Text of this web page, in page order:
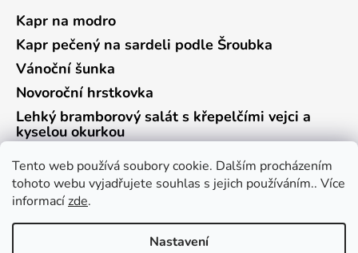
Tento web používá soubory cookie. Dalším procházením
tohoto webu vyjadřujete souhlas s jejich používáním.. Více
informacízde.
Nastavení
Kapr na modro
Kapr pečený na sardeli podle Šroubka
Vánoční šunka
Novoroční hrstkovka
Lehký bramborový salát s křepelčími vejci a
kyselou okurkou
Vrácení zboží a reklamace Kontaktní formulář